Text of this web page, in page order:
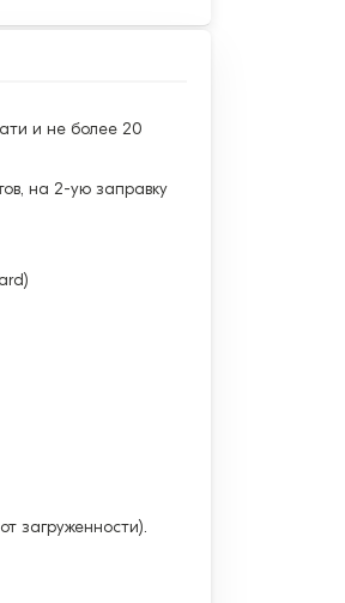
и не более 20
на 2-ую заправку
загруженности).